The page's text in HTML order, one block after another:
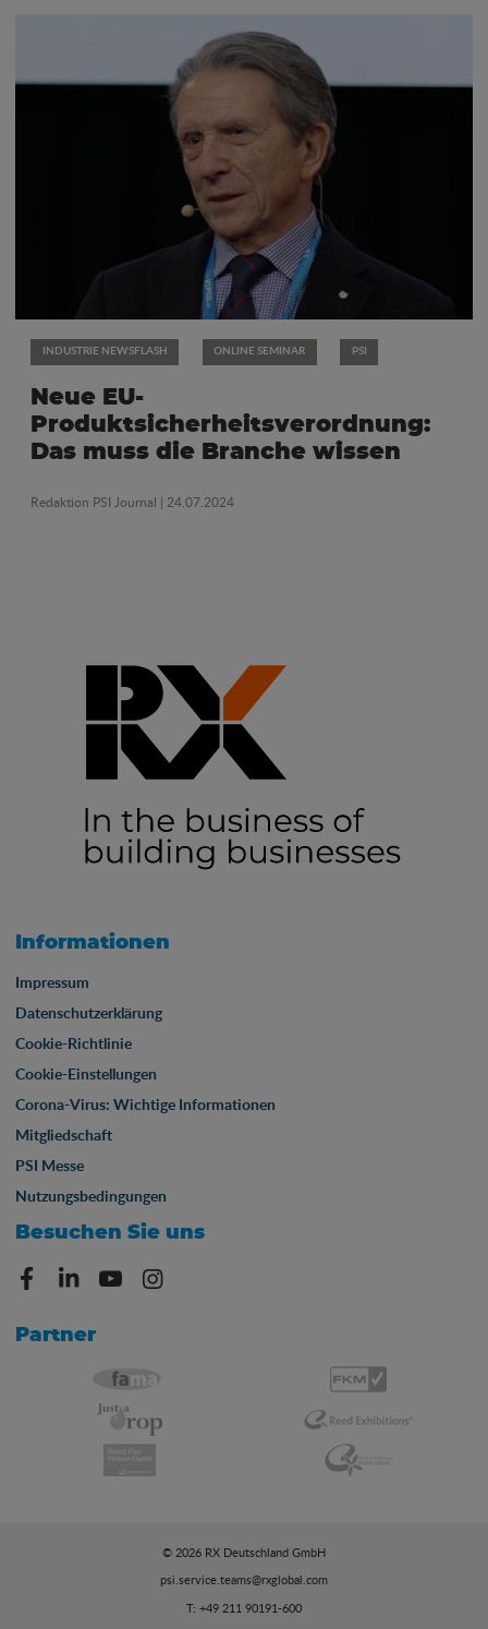
INDUSTRIE NEWSFLASH ONLINE SEMINAR PSI
Neue EU-
Produktsicherheitsverordnung:
Das muss die Branche wissen
Redaktion PSI Journal | 24.07.2024
Informationen
Impressum
Datenschutzerklärung
Cookie-Richtlinie
Cookie-Einstellungen
Corona-Virus: Wichtige Informationen
Mitgliedschaft
PSI Messe
Nutzungsbedingungen
Besuchen Sie uns
Partner
© 2026 RX Deutschland GmbH
psi.service.teams@rxglobal.com
T: +49 211 90191-600